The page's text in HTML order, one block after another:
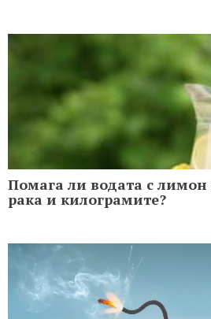
Помага ли водата с лимон
рака и килограмите?